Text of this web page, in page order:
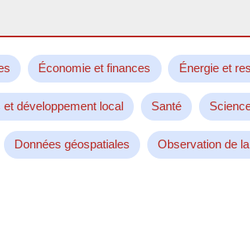
Économie et finances Énergie et
et développement local Santé
Données géospatiales Observation de